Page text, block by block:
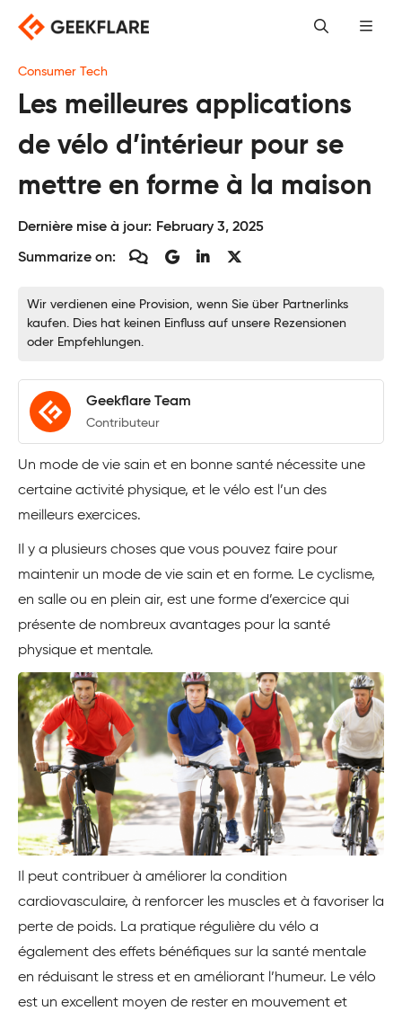
Skip
content
Consumer Tech
Les meilleures applications
de vélo d’intérieur pour se
mettre en forme à la maison
Dernière mise à jour: February 3, 2025
Summarize on:
Wir verdienen eine Provision, wenn Sie über Partnerlinks
kaufen. Dies hat keinen Einfluss auf unsere Rezensionen
oder Empfehlungen.
Geekflare Team
Contributeur
Un mode de vie sain et en bonne santé nécessite une
certaine activité physique, et le vélo est l’un des
meilleurs exercices.
Il y a plusieurs choses que vous pouvez faire pour
maintenir un mode de vie sain et en forme. Le cyclisme,
en salle ou en plein air, est une forme d’exercice qui
présente de nombreux avantages pour la santé
physique et mentale.
Il peut contribuer à améliorer la condition
cardiovasculaire, à renforcer les muscles et à favoriser la
perte de poids. La pratique régulière du vélo a
également des effets bénéfiques sur la santé mentale
en réduisant le stress et en améliorant l’humeur. Le vélo
est un excellent moyen de rester en mouvement et